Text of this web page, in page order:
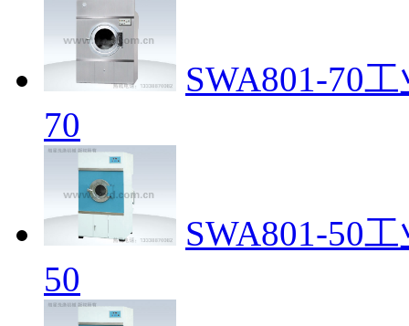
SWA801-70
70
SWA801-50
50